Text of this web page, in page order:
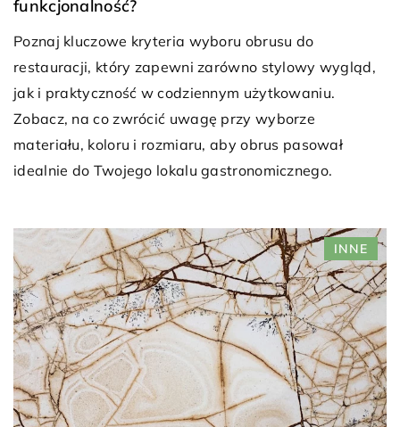
funkcjonalność?
Poznaj kluczowe kryteria wyboru obrusu do
restauracji, który zapewni zarówno stylowy wygląd,
jak i praktyczność w codziennym użytkowaniu.
Zobacz, na co zwrócić uwagę przy wyborze
materiału, koloru i rozmiaru, aby obrus pasował
idealnie do Twojego lokalu gastronomicznego.
INNE